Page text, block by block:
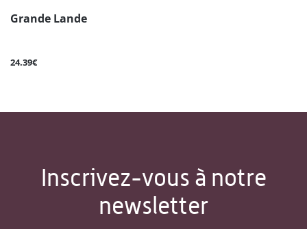
Grande Lande
24.39€
Inscrivez-vous à notre
newsletter